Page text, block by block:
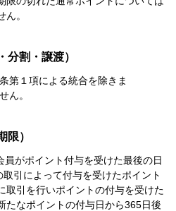
。
分割・譲渡）
第１項による統合を除きま
ん。
限）
員がポイント付与を受けた最後の日
引によって付与を受けたポイント
取引を行いポイントの付与を受けた
たなポイントの付与日から365日後